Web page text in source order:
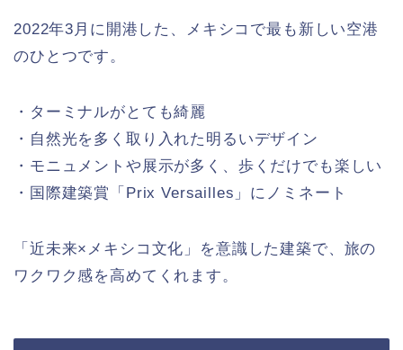
2022年3月に開港した、メキシコで最も新しい空港
のひとつです。
・ターミナルがとても綺麗
・自然光を多く取り入れた明るいデザイン
・モニュメントや展示が多く、歩くだけでも楽しい
・国際建築賞「Prix Versailles」にノミネート
「近未来×メキシコ文化」を意識した建築で、旅の
ワクワク感を高めてくれます。